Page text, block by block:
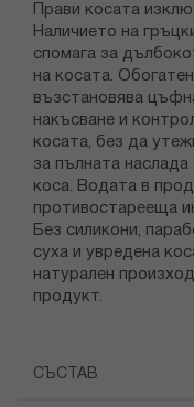
Прави косата
Наличието на
спомага за
на косата.
възстановява
накъсване и
косата, без да
за пълната
коса. Водата в
противостарееща
Без силикони,
суха и увредена
натурален
продукт.
СЪСТАВ